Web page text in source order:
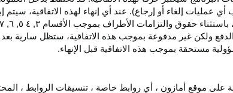
عمليات إلغاء أو إرجاع). عند أي إنهاء لهذه
الاتفاقية، سيتم
باستثناء حقوق والتزامات الأطراف بموجب الأقسام ۳, ٤ ٥, ٦, ۷ ,
الدفع ولكن غير مدفوعة بموجب هذه الاتفاقية، ستظل سارية بعد
مستحقة بموجب هذه الاتفاقية قبل الإنهاء.
موقع أمازون ، أي روابط خاصة ، تنسيقات الروابط ،